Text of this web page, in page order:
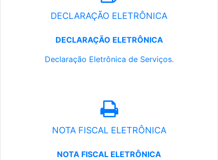
DECLARAÇÃO ELETRÔNICA
DECLARAÇÃO ELETRÔNICA
Declaração Eletrônica de Serviços.
NOTA FISCAL ELETRÔNICA
NOTA FISCAL ELETRÔNICA